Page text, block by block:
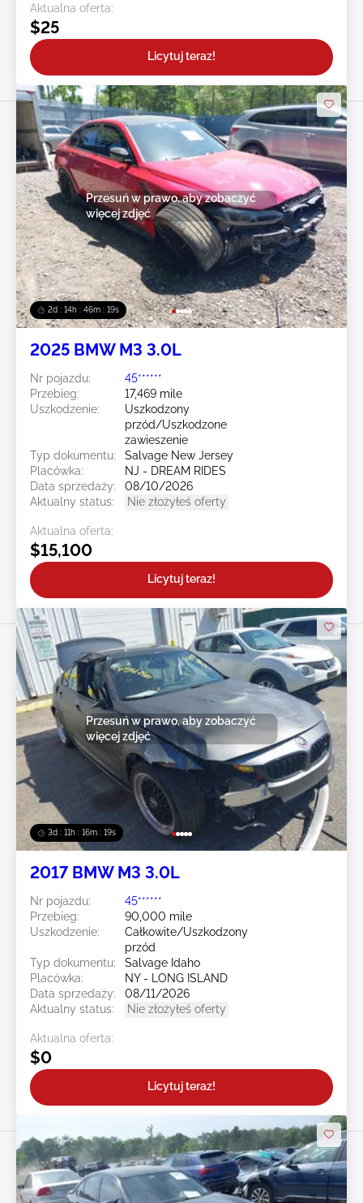
Aktualna oferta:
$25
Licytuj teraz!
2d : 14h : 46m : 16s
Przesuń w prawo, aby zobaczyć
więcej zdjęć
2025 BMW M3 3.0L
Nr pojazdu:
45******
Przebieg:
17,469 mile
Uszkodzenie:
Uszkodzony
przód/Uszkodzone
zawieszenie
Typ dokumentu:
Salvage New Jersey
Placówka:
NJ - DREAM RIDES
Data sprzedaży:
08/10/2026
Aktualny status:
Nie złożyłeś oferty
Aktualna oferta:
$15,100
Licytuj teraz!
3d : 11h : 16m : 16s
Przesuń w prawo, aby zobaczyć
więcej zdjęć
2017 BMW M3 3.0L
Nr pojazdu:
45******
Przebieg:
90,000 mile
Uszkodzenie:
Całkowite/Uszkodzony
przód
Typ dokumentu:
Salvage Idaho
Placówka:
NY - LONG ISLAND
Data sprzedaży:
08/11/2026
Aktualny status:
Nie złożyłeś oferty
Aktualna oferta:
$0
Licytuj teraz!